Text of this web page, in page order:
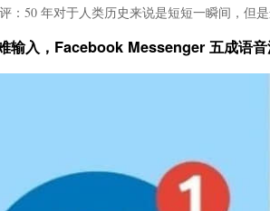
：50 年对于人类历史来说是短短一瞬间，但
输入，Facebook Messenger 五成语